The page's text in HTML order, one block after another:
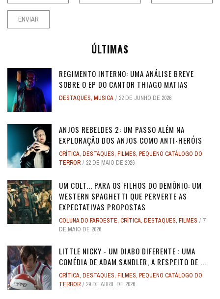
ÚLTIMAS
REGIMENTO INTERNO: UMA ANÁLISE BREVE
SOBRE O EP DO CANTOR THIAGO MATIAS
DESTAQUES, MÚSICA 22 DE JUNHO DE 2026
ANJOS REBELDES 2: UM PASSO ALÉM NA
EXPLORAÇÃO DOS ANJOS COMO ANTI-HERÓIS
CRÍTICA, DESTAQUES, FILMES, PEQUENO CATÁLOGO DO
TERROR
22 DE MAIO DE 2026
UM COLT... PARA OS FILHOS DO DEMÔNIO: UM
WESTERN SPAGHETTI QUE PERVERTE AS
EXPECTATIVAS PROPOSTAS
COLUNA DO FAROESTE, CRÍTICA, DESTAQUES, FILMES
7
DE MAIO DE 2026
LITTLE NICKY - UM DIABO DIFERENTE : UMA
COMÉDIA DE ADAM SANDLER, A RESPEITO DE ...
CRÍTICA, DESTAQUES, FILMES, PEQUENO CATÁLOGO DO
TERROR
29 DE ABRIL DE 2026